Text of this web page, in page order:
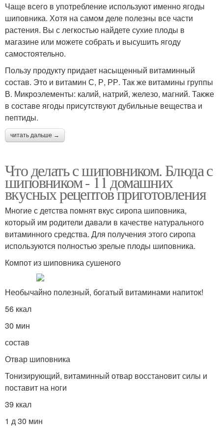
Чаще всего в употребление используют именно ягоды
шиповника. Хотя на самом деле полезны все части
растения. Вы с легкостью найдете сухие плоды в
магазине или можете собрать и высушить ягоду
самостоятельно.
Пользу продукту придает насыщенный витаминный
состав. Это и витамин С, Р, РР. Так же витамины группы
В. Микроэлементы: калий, натрий, железо, магний. Также
в составе ягоды присутствуют дубильные вещества и
пептиды.
читать дальше →
Что делать с шиповником. Блюда с
шиповником - 11 домашних
вкусных рецептов приготовления
Многие с детства помнят вкус сиропа шиповника,
который им родители давали в качестве натурального
витаминного средства. Для получения этого сиропа
используются полностью зрелые плоды шиповника.
Компот из шиповника сушеного
Необычайно полезный, богатый витаминами напиток!
56 ккал
30 мин
состав
Отвар шиповника
Тонизирующий, витаминный отвар восстановит силы и
поставит на ноги
39 ккал
1 д 30 мин